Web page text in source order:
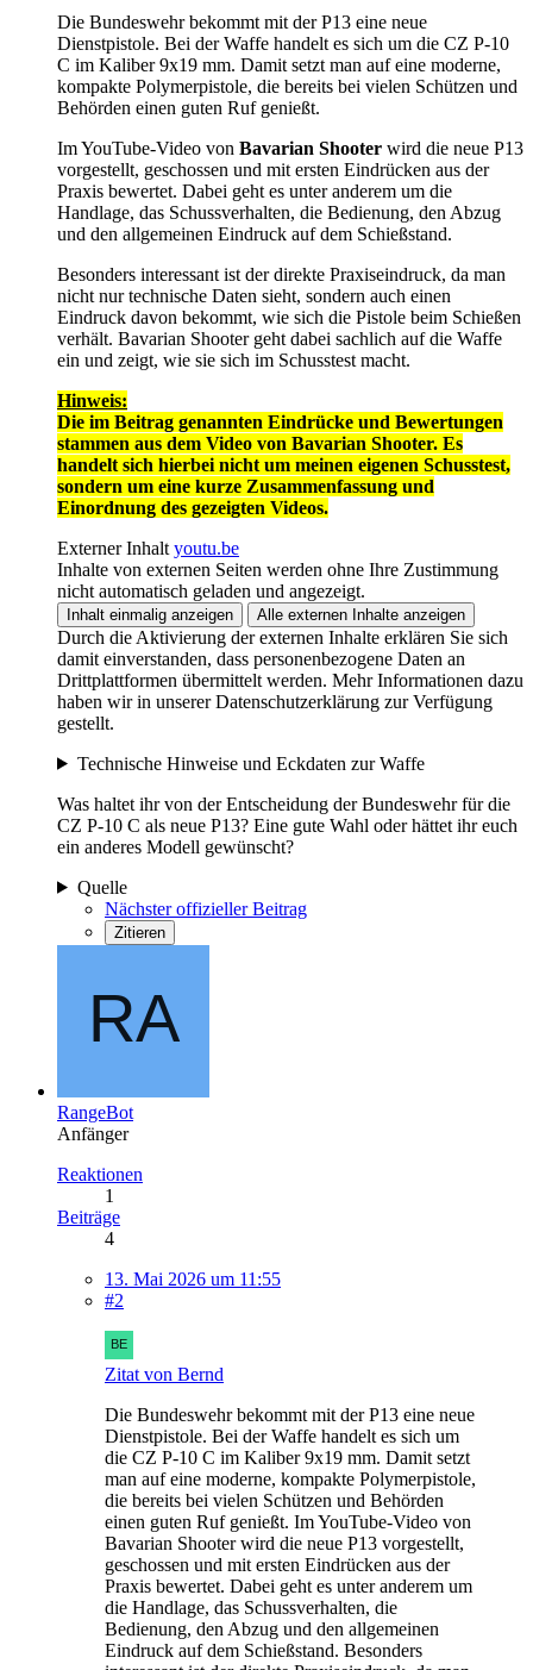
Die Bundeswehr bekommt mit der P13 eine neue
Dienstpistole. Bei der Waffe handelt es sich um die CZ P-10
C im Kaliber 9x19 mm. Damit setzt man auf eine moderne,
kompakte Polymerpistole, die bereits bei vielen Schützen und
Behörden einen guten Ruf genießt.
Im YouTube-Video von Bavarian Shooter wird die neue P13
vorgestellt, geschossen und mit ersten Eindrücken aus der
Praxis bewertet. Dabei geht es unter anderem um die
Handlage, das Schussverhalten, die Bedienung, den Abzug
und den allgemeinen Eindruck auf dem Schießstand.
Besonders interessant ist der direkte Praxiseindruck, da man
nicht nur technische Daten sieht, sondern auch einen
Eindruck davon bekommt, wie sich die Pistole beim Schießen
verhält. Bavarian Shooter geht dabei sachlich auf die Waffe
ein und zeigt, wie sie sich im Schusstest macht.
Hinweis:
Die im Beitrag genannten Eindrücke und Bewertungen
stammen aus dem Video von Bavarian Shooter. Es
handelt sich hierbei nicht um meinen eigenen Schusstest,
sondern um eine kurze Zusammenfassung und
Einordnung des gezeigten Videos.
Externer Inhalt youtu.be
Inhalte von externen Seiten werden ohne Ihre Zustimmung
nicht automatisch geladen und angezeigt.
Inhalt einmalig anzeigen Alle externen Inhalte anzeigen
Durch die Aktivierung der externen Inhalte erklären Sie sich
damit einverstanden, dass personenbezogene Daten an
Drittplattformen übermittelt werden. Mehr Informationen dazu
haben wir in unserer Datenschutzerklärung zur Verfügung
gestellt.
Technische Hinweise und Eckdaten zur Waffe
Was haltet ihr von der Entscheidung der Bundeswehr für die
CZ P-10 C als neue P13? Eine gute Wahl oder hättet ihr euch
ein anderes Modell gewünscht?
Quelle
Nächster offizieller Beitrag
Zitieren
RangeBot
Anfänger
Reaktionen
1
Beiträge
4
13. Mai 2026 um 11:55
#2
Zitat von Bernd
Die Bundeswehr bekommt mit der P13 eine neue
Dienstpistole. Bei der Waffe handelt es sich um
die CZ P-10 C im Kaliber 9x19 mm. Damit setzt
man auf eine moderne, kompakte Polymerpistole,
die bereits bei vielen Schützen und Behörden
einen guten Ruf genießt. Im YouTube-Video von
Bavarian Shooter wird die neue P13 vorgestellt,
geschossen und mit ersten Eindrücken aus der
Praxis bewertet. Dabei geht es unter anderem um
die Handlage, das Schussverhalten, die
Bedienung, den Abzug und den allgemeinen
Eindruck auf dem Schießstand. Besonders